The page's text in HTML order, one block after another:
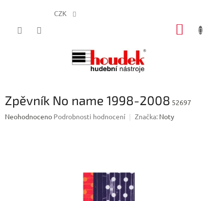
CZK
Zpěvník No name 1998-2008 52697
Průměrné
Neohodnoceno Podrobnosti hodnocení Značka: Noty